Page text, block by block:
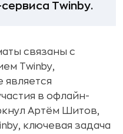
Twinby.
связаны с
Twinby,
является
в офлайн-
Артём Шитов,
ключевая задача